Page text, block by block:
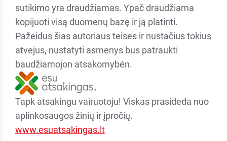
sutikimo yra draudžiamas. Ypač draudžiama
kopijuoti visą duomenų bazę ir ją platinti.
Pažeidus šias autoriaus teises ir nustačius tokius
atvejus, nustatyti asmenys bus patraukti
baudžiamojon atsakomybėn.
Tapk atsakingu vairuotoju! Viskas prasideda nuo
aplinkosaugos žinių ir įpročių.
www.esuatsakingas.lt